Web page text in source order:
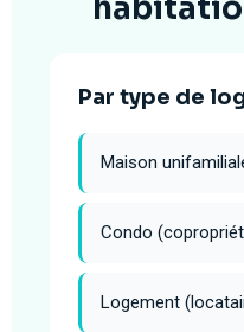
Par type de
Maison
Condo
Logement